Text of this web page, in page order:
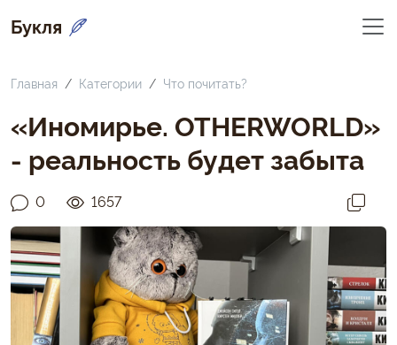
Букля
Главная Категории Что почитать?
«Иномирье. OTHERWORLD»
- реальность будет забыта
0 1657